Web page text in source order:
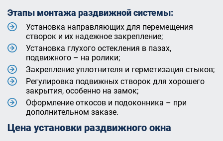
Этапы монтажа раздвижной системы:
Установка направляющих для перемещения
створок и их надежное закрепление;
Установка глухого остекления в пазах,
подвижного – на ролики;
Закрепление уплотнителя и герметизация стыков;
Регулировка подвижных створок для хорошего
закрытия, особенно на замок;
Оформление откосов и подоконника – при
дополнительном заказе.
Цена установки раздвижного окна